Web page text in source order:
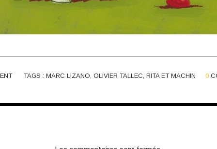
TAGS : MARC LIZANO OLIVIER TALLEC RITA ET MACHIN 0